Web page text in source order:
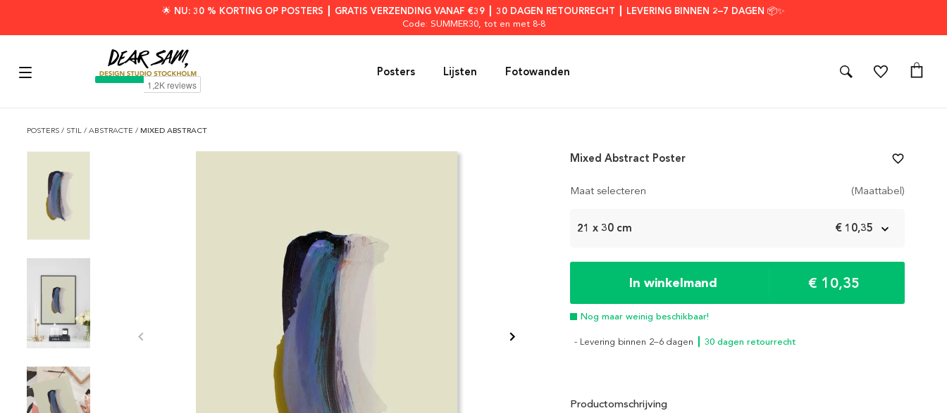
🌟 NU: 30 % KORTING OP POSTERS ┃ GRATIS VERZENDING VANAF €39 ┃ 30 DAGEN RETOURRECHT ┃ LEVERING BINNEN 2–7 DAGEN 📦✨
Code: SUMMER30, tot en met 8-8
Posters Lijsten Fotowanden
POSTERS / STIL / ABSTRACTE / MIXED ABSTRACT
Maat selecteren (Maattabel)
21 x 30 cm € 10,35
In winkelmand € 10,35
Nog maar weinig beschikbaar!
- Levering binnen 2–6 dagen ┃ 30 dagen retourrecht
Mixed Abstract Poster favorite_border
Productomschrijving